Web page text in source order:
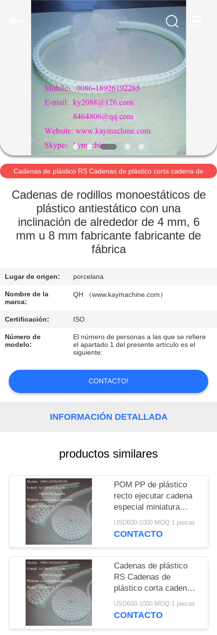
INICIO
PRODUCTOS
NOSOTROS
VISITA
A
LA
FÁBRICA
CONTROL
CONTACTO
NOTICIAS
UNA
COTIZACIÓN
PRIVACY
POLICY
Cadenas de plástico RS Cadenas de plástico corta cadena de
Cadenas de rodillos monoestáticos de
plástico antiestático con una
inclinación de alrededor de 4 mm, 6
mm u 8 mm fabricante fabricante de
fábrica
Lugar de origen: porcelana
Nombre de la
marca:
QH （www.kaymachine.com）
Certificación: ISO
Número de
modelo:
El número de personas a las que se refiere
el apartado 1 del presente artículo es el
siguiente:
CONTACTO!
INFORMACIÓN DETALLADA
productos similares
POM PP de plástico
recto ejecutar cadena
especial miniatura
cadena pequeña
cadena de doble paso
USD600-1000 MOQ:1 piezas
CONTACTO
Cadenas de plástico
RS Cadenas de
plástico corta cadena
de lanzamiento. 40P
60P Cadenas de
USD600-1000 MOQ:1 piezas
CONTACTO